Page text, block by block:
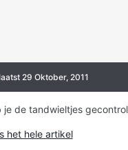
29 Oktober, 2011
je de tandwieltjes
het hele artikel